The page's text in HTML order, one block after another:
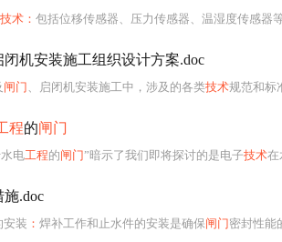
技术： 包括位移传感器、压力传感器、温湿度传感器
闭机安装施工组织设计方案.doc
闸门、启闭机安装施工中，涉及的各类技术规范和标
程的闸门
电工程的闸门”暗示了我们即将探讨的是电子技术在
施.doc
安装 ： 焊补工作和止水件的安装是确保闸门密封性能